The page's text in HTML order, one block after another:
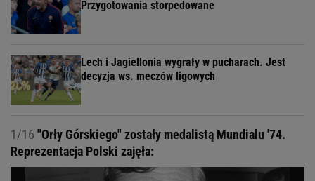
Przygotowania storpedowane
Lech i Jagiellonia wygrały w pucharach. Jest
decyzja ws. meczów ligowych
1/16 "Orły Górskiego" zostały medalistą Mundialu '74.
Reprezentacja Polski zajęła: